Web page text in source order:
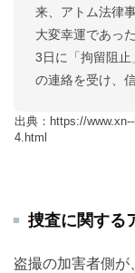
来、アトム法律
大変幸運であっ
3日に「拘留阻止
の連絡を受け、
出典：https://
4.html
捜査に関する
盗撮の加害者側が